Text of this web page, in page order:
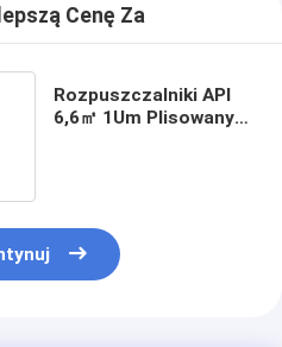
Cenę Za
Rozpuszczalniki API
6,6㎡ 1Um Plisowany